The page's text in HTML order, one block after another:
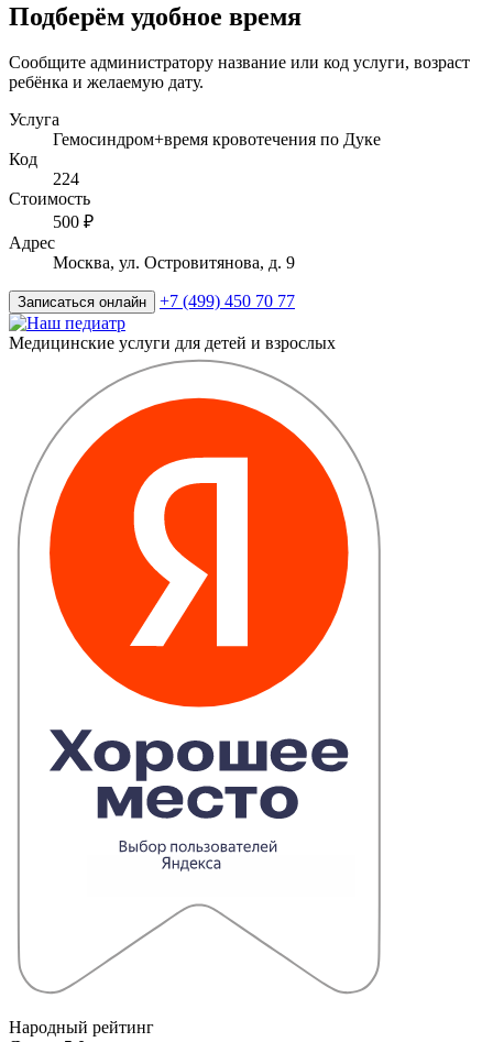
Подберём удобное время
Сообщите администратору название или код услуги, возраст
ребёнка и желаемую дату.
Услуга
Гемосиндром+время кровотечения по Дуке
Код
224
Стоимость
500 ₽
Адрес
Москва, ул. Островитянова, д. 9
Записаться онлайн +7 (499) 450 70 77
Медицинские услуги для детей и взрослых
Народный рейтинг